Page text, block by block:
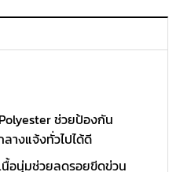
ช่วยป้องกัน
ลางแจ้งทั่วไปได้ดี
นื้อนุ่มช่วยลดรอยขีดข่วน